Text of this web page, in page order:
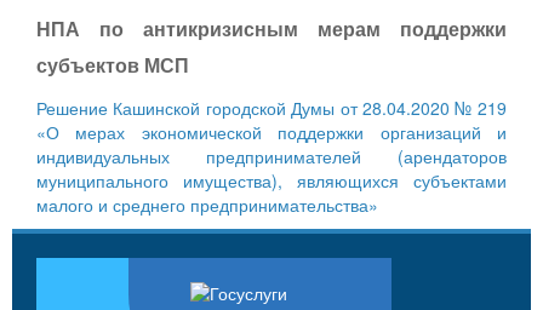
НПА по антикризисным мерам поддержки
субъектов МСП
Решение Кашинской городской Думы от 28.04.2020 № 219
«О мерах экономической поддержки организаций и
индивидуальных предпринимателей (арендаторов
муниципального имущества), являющихся субъектами
малого и среднего предпринимательства»